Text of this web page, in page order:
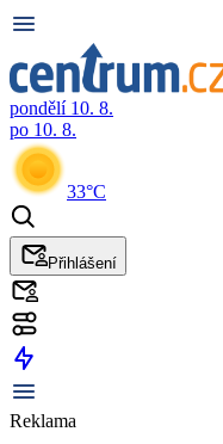
pondělí 10. 8.
po 10. 8.
33°C
Přihlášení
Reklama